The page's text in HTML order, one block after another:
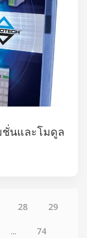
ชั่นและโมดูล
28 29
... 74